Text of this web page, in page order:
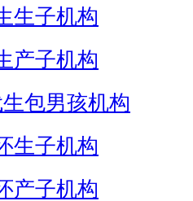
生子机构
产子机构
包男孩机构
生子机构
产子机构